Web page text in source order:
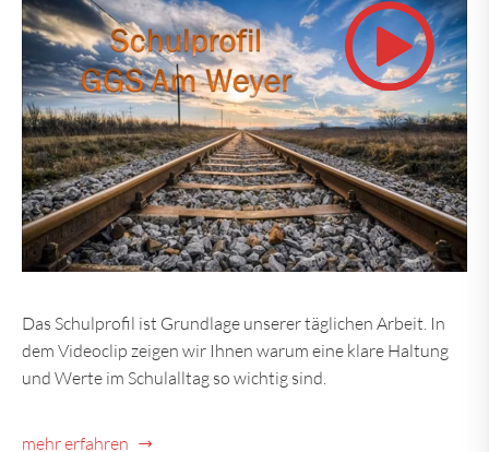
Das Schulprofil ist Grundlage unserer täglichen Arbeit. In
dem Videoclip zeigen wir Ihnen warum eine klare Haltung
und Werte im Schulalltag so wichtig sind.
mehr erfahren